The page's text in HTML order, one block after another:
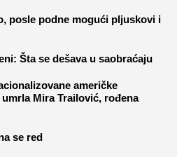
posle podne mogući pljuskovi i
Šta se dešava u saobraćaju
američke
Mira Trailović, rođena
se red